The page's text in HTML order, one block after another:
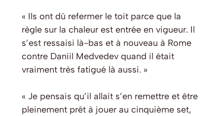
« Ils ont dû refermer le toit parce que la
règle sur la chaleur est entrée en vigueur. Il
s’est ressaisi là-bas et à nouveau à Rome
contre Daniil Medvedev quand il était
vraiment très fatigué là aussi. »
« Je pensais qu’il allait s’en remettre et être
pleinement prêt à jouer au cinquième set,